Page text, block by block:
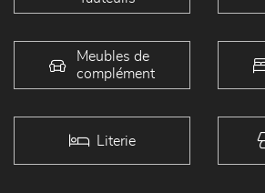
Meubles de
complément
Literie